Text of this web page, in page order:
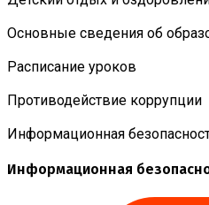
Основные сведения об
Расписание уроков
Противодействие коррупции
Информационная
Информационная